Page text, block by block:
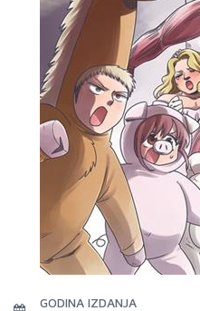
GODINA IZDANJA